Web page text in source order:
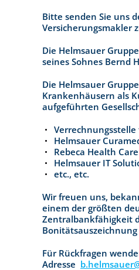
Bitte senden Sie uns
Versicherungsmakler
Die Helmsauer
seines Sohnes Bernd
Die Helmsauer
Krankenhäusern als
aufgeführten
Verrechnungsstelle
Helmsauer
Rebeca Health
Helmsauer IT
etc., etc.
Wir freuen uns,
einem der größten
Zentralbankfähigkeit
Für Rückfragen
Adresse